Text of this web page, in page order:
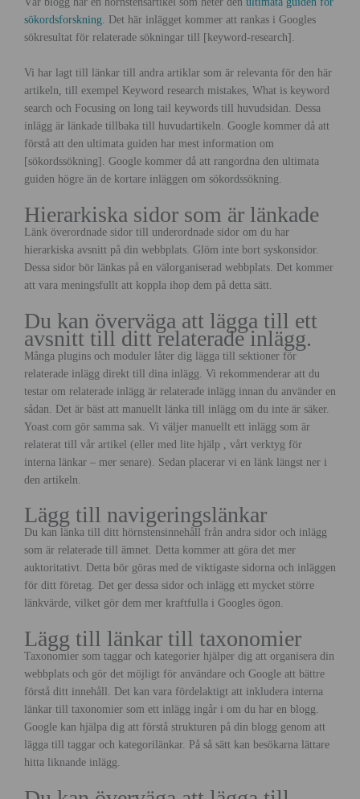
sökordsforskning . Det här inlägget kommer att rankas i Googles
sökresultat för relaterade sökningar till [keyword-research].
Vi har lagt till länkar till andra artiklar som är relevanta för den här
artikeln, till exempel Keyword research mistakes, What is keyword
search och Focusing on long tail keywords till huvudsidan. Dessa
inlägg är länkade tillbaka till huvudartikeln. Google kommer då att
förstå att den ultimata guiden har mest information om
[sökordssökning]. Google kommer då att rangordna den ultimata
guiden högre än de kortare inläggen om sökordssökning.
Hierarkiska sidor som är länkade
Länk överordnade sidor till underordnade sidor om du har
hierarkiska avsnitt på din webbplats. Glöm inte bort syskonsidor.
Dessa sidor bör länkas på en välorganiserad webbplats. Det kommer
att vara meningsfullt att koppla ihop dem på detta sätt.
Du kan överväga att lägga till ett
avsnitt till ditt relaterade inlägg.
Många plugins och moduler låter dig lägga till sektioner för
relaterade inlägg direkt till dina inlägg. Vi rekommenderar att du
testar om relaterade inlägg är relaterade inlägg innan du använder en
sådan. Det är bäst att manuellt länka till inlägg om du inte är säker.
Yoast.com gör samma sak. Vi väljer manuellt ett inlägg som är
relaterat till vår artikel (eller med lite hjälp , vårt verktyg för
interna länkar – mer senare). Sedan placerar vi en länk längst ner i
den artikeln.
Lägg till navigeringslänkar
Du kan länka till ditt hörnstensinnehåll från andra sidor och inlägg
som är relaterade till ämnet. Detta kommer att göra det mer
auktoritativt. Detta bör göras med de viktigaste sidorna och inläggen
för ditt företag. Det ger dessa sidor och inlägg ett mycket större
länkvärde, vilket gör dem mer kraftfulla i Googles ögon.
Lägg till länkar till taxonomier
Taxonomier som taggar och kategorier hjälper dig att organisera din
webbplats och gör det möjligt för användare och Google att bättre
förstå ditt innehåll. Det kan vara fördelaktigt att inkludera interna
länkar till taxonomier som ett inlägg ingår i om du har en blogg.
Google kan hjälpa dig att förstå strukturen på din blogg genom att
lägga till taggar och kategorilänkar. På så sätt kan besökarna lättare
hitta liknande inlägg.